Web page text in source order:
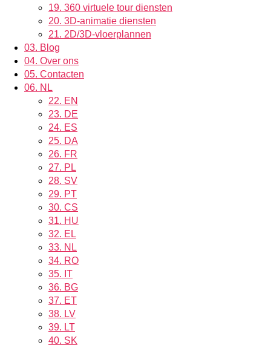
19. 360 virtuele tour diensten
20. 3D-animatie diensten
21. 2D/3D-vloerplannen
03. Blog
04. Over ons
05. Contacten
06. NL
22. EN
23. DE
24. ES
25. DA
26. FR
27. PL
28. SV
29. PT
30. CS
31. HU
32. EL
33. NL
34. RO
35. IT
36. BG
37. ET
38. LV
39. LT
40. SK